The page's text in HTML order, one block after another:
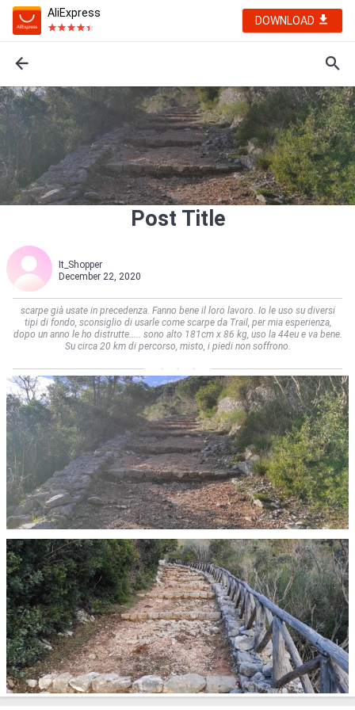
AliExpress
DOWNLOAD
Post Title
It_Shopper
December 22, 2020
scarpe già usate in precedenza. Fanno bene il loro lavoro. Io le uso su diversi
tipi di fondo, sconsiglio di usarle come scarpe da Trail, per mia esperienza,
dopo un anno le ho distrutte..... sono alto 181cm x 86 kg, uso la 44eu e va bene.
Su circa 20 km di percorso, misto, i piedi non soffrono.